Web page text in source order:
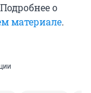
о
материале.